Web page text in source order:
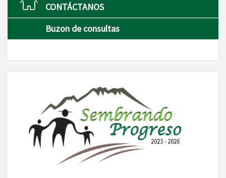
CONTÁCTANOS
Buzon de consultas